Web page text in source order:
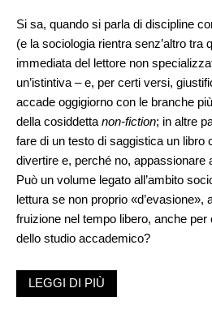
Si sa, quando si parla di discipline
(e la sociologia rientra senz’altro tra
immediata del lettore non
un’istintiva – e, per certi versi,
accade oggigiorno con le branche
della cosiddetta non-fiction; in altre
fare di un testo di saggistica un libro
divertire e, perché no, appassionare
Può un volume legato all’ambito
lettura se non proprio «d’evasione»,
fruizione nel tempo libero, anche per
dello studio accademico?
La risposta ce la fornisce Sebastiano
godibilissimo volume, recentemente
LEGGI DI PIÙ